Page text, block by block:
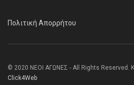
Πολιτική Απορρήτου
© 2020 ΝΕΟΙ ΑΓΩΝΕΣ - All Rights Reserved.
Click4Web